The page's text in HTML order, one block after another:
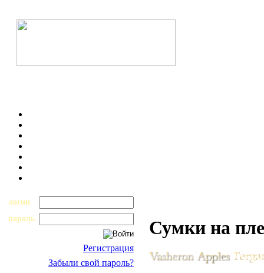
логин
пароль
Регистрация
Забыли свой пароль?
Сумки на